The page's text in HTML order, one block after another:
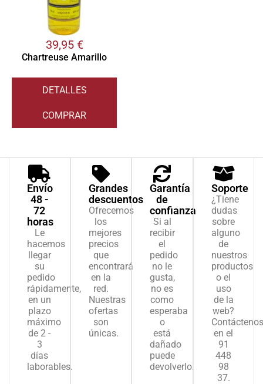
39,95 €
Chartreuse Amarillo
DETALLES
COMPRAR
Envío
48 -
72
horas
Le
hacemos
llegar
su
pedido
rápidamente,
en un
plazo
máximo
de 2 -
3
días
laborables.
Grandes
descuentos
Ofrecemos
los
mejores
precios
que
encontrará
en la
red.
Nuestras
ofertas
son
únicas.
Garantía
de
confianza
Si al
recibir
el
pedido
no le
gusta,
no es
como
esperaba
o
está
dañado
puede
devolverlo.
Soporte
¿Tiene
dudas
sobre
alguno
de
nuestros
productos
o el
uso
de la
web?
Contáctenos
en el
91
448
98
37.